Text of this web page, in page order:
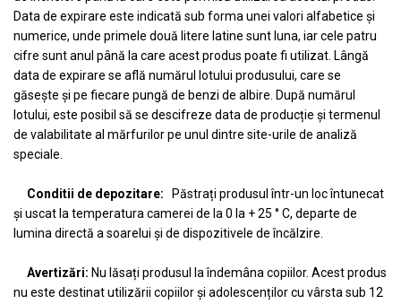
Data de expirare este indicată sub forma unei valori alfabetice și
numerice, unde primele două litere latine sunt luna, iar cele patru
cifre sunt anul până la care acest produs poate fi utilizat. Lângă
data de expirare se află numărul lotului produsului, care se
găsește și pe fiecare pungă de benzi de albire. După numărul
lotului, este posibil să se descifreze data de producție și termenul
de valabilitate al mărfurilor pe unul dintre site-urile de analiză
speciale.
Conditii de depozitare:
Păstrați produsul într-un loc întunecat
și uscat la temperatura camerei de la 0 la + 25 ° C, departe de
lumina directă a soarelui și de dispozitivele de încălzire.
Avertizări: Nu lăsați produsul la îndemâna copiilor. Acest produs
nu este destinat utilizării copiilor și adolescenților cu vârsta sub 12